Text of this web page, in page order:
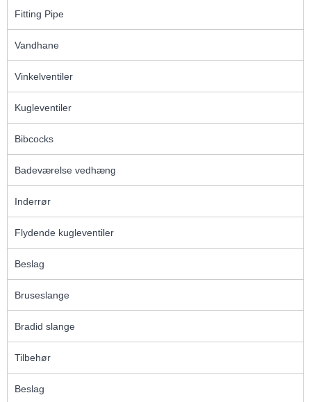
Fitting Pipe
Vandhane
Vinkelventiler
Kugleventiler
Bibcocks
Badeværelse vedhæng
Inderrør
Flydende kugleventiler
Beslag
Bruseslange
Bradid slange
Tilbehør
Beslag